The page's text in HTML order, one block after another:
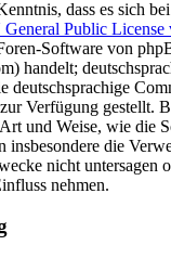
dass es sich
Public License
Software von
handelt;
deutschsprachige
Verfügung gestellt.
und Weise, wie die
insbesondere die
nicht untersagen
nehmen.